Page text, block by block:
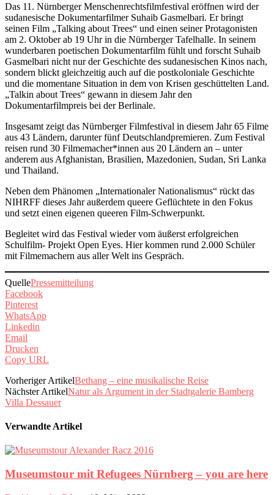
Das 11. Nürnberger Menschenrechtsfilmfestival eröffnen wird der
sudanesische Dokumentarfilmer Suhaib Gasmelbari. Er bringt
seinen Film „Talking about Trees“ und einen seiner Protagonisten
am 2. Oktober ab 19 Uhr in die Nürnberger Tafelhalle. In seinem
wunderbaren poetischen Dokumentarfilm fühlt und forscht Suhaib
Gasmelbari nicht nur der Geschichte des sudanesischen Kinos nach,
sondern blickt gleichzeitig auch auf die postkoloniale Geschichte
und die momentane Situation in dem von Krisen geschüttelten Land.
„Talkin about Trees“ gewann in diesem Jahr den
Dokumentarfilmpreis bei der Berlinale.
Insgesamt zeigt das Nürnberger Filmfestival in diesem Jahr 65 Filme
aus 43 Ländern, darunter fünf Deutschlandpremieren. Zum Festival
reisen rund 30 Filmemacher*innen aus 20 Ländern an – unter
anderem aus Afghanistan, Brasilien, Mazedonien, Sudan, Sri Lanka
und Thailand.
Neben dem Phänomen „Internationaler Nationalismus“ rückt das
NIHRFF dieses Jahr außerdem queere Geflüchtete in den Fokus
und setzt einen eigenen queeren Film-Schwerpunkt.
Begleitet wird das Festival wieder vom äußerst erfolgreichen
Schulfilm- Projekt Open Eyes. Hier kommen rund 2.000 Schüler
mit Filmemachern aus aller Welt ins Gespräch.
QuellePressemitteilung
Facebook
Pinterest
WhatsApp
Linkedin
Email
Drucken
Copy URL
Vorheriger ArtikelBethang – eine musikalische Reise
Nächster ArtikelNatur als Argument in der Stadtgalerie Bamberg
Villa Dessauer
Verwandte Artikel
Museumstour mit Refugees Nürnberg – you are here